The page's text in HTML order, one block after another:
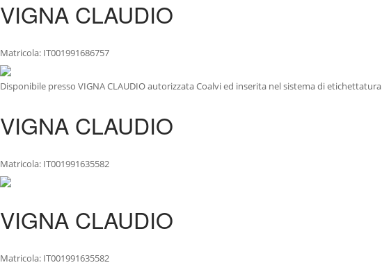
VIGNA CLAUDIO
Matricola: IT001991686757
Disponibile presso VIGNA CLAUDIO autorizzata Coalvi ed inserita nel sistema di etichettatura
VIGNA CLAUDIO
Matricola: IT001991635582
VIGNA CLAUDIO
Matricola: IT001991635582